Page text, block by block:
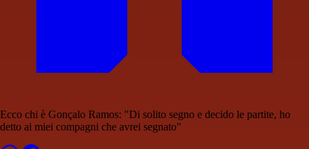
Ecco chi è Gonçalo Ramos: "Di solito segno e decido le partite, ho
detto ai miei compagni che avrei segnato"